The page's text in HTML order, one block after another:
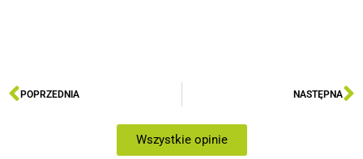
POPRZEDNIA NASTĘPNA
Wszystkie opinie